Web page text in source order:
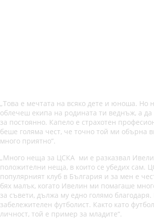
„Това е мечтата на всяко дете и юноша. Но
облечеш екипа на родината ти веднъж, а
за постоянно. Капело е страхотен
беше голяма чест, че точно той ми обърна
много приятно“.
„Много неща за ЦСКА ми е разказвал
положителни неща, в които се убедих сам.
популярният клуб в България и за мен е
бях малък, когато Ивелин ми помагаше
за съвети, дължа му едно голямо
забележителен футболист. Както като
личност, той е пример за младите“.